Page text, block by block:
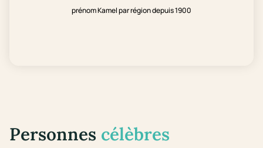
prénom Kamel par région depuis 1900
Personnes célèbres